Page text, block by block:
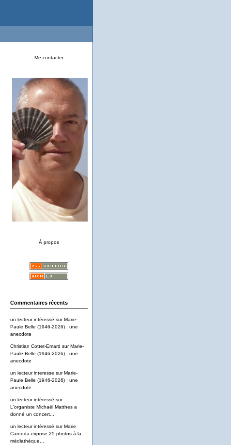
Me contacter
À propos
Commentaires récents
un lecteur intéressé surMarie-
Paule Belle (1946-2026) : une
anecdote
Christian Cottet-Emard surMarie-
Paule Belle (1946-2026) : une
anecdote
un lecteur interesse surMarie-
Paule Belle (1946-2026) : une
anecdote
un lecteur intéressé sur
L'organiste Michaël Matthes a
donné un concert...
un lecteur intéressé surMarie
Caredda expose 25 photos à la
médiathèque...